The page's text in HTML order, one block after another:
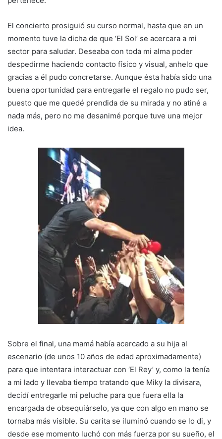
El concierto prosiguió su curso normal, hasta que en un
momento tuve la dicha de que ‘El Sol’ se acercara a mi
sector para saludar. Deseaba con toda mi alma poder
despedirme haciendo contacto físico y visual, anhelo que
gracias a él pudo concretarse. Aunque ésta había sido una
buena oportunidad para entregarle el regalo no pudo ser,
puesto que me quedé prendida de su mirada y no atiné a
nada más, pero no me desanimé porque tuve una mejor
idea.
Sobre el final, una mamá había acercado a su hija al
escenario (de unos 10 años de edad aproximadamente)
para que intentara interactuar con ‘El Rey’ y, como la tenía
a mi lado y llevaba tiempo tratando que Miky la divisara,
decidí entregarle mi peluche para que fuera ella la
encargada de obsequiárselo, ya que con algo en mano se
tornaba más visible. Su carita se iluminó cuando se lo di, y
desde ese momento luchó con más fuerza por su sueño, el